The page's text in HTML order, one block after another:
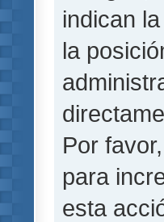
indican
la
Por
para
esta